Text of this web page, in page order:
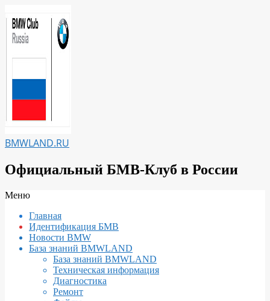
к
содержимому
BMWLAND.RU
Официальный БМВ-Клуб в России
Вторичное
навигации
Меню
Главная
Идентификация БМВ
Новости BMW
База знаний BMWLAND
База знаний BMWLAND
Техническая информация
Диагностика
Ремонт